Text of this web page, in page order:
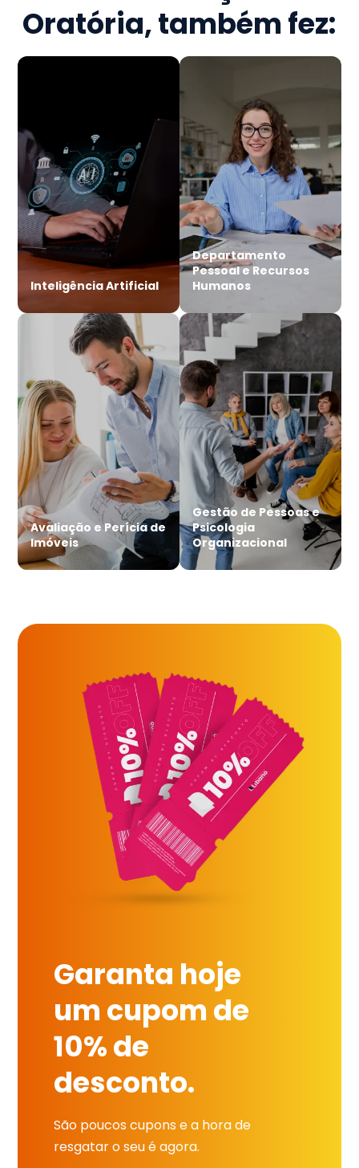
Oratória, também fez:
Inteligência Artificial
Departamento
Pessoal e Recursos
Humanos
Avaliação e Perícia de
Imóveis
Gestão de Pessoas e
Psicologia
Organizacional
Garanta hoje
um cupom de
10% de
desconto.
São poucos cupons e a hora de
resgatar o seu é agora.